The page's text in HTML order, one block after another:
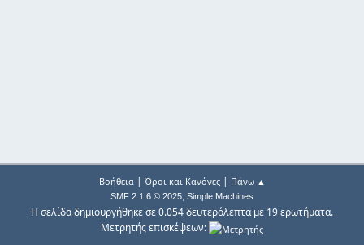
Βοήθεια| Όροι και Κανόνες| Πάνω ▲
SMF 2.1.6 © 2025, Simple Machines
Η σελίδα δημιουργήθηκε σε 0.054 δευτερόλεπτα με 19 ερωτήματα.
Μετρητής επισκέψεων: